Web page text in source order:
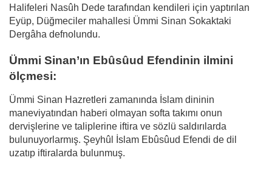
Halifeleri Nasûh Dede tarafından kendileri için yaptırılan
Eyüp, Düğmeciler mahallesi Ümmi Sinan Sokaktaki
Dergâha defnolundu.
Ümmi Sinan’ın Ebûsûud Efendinin ilmini
ölçmesi:
Ümmi Sinan Hazretleri zamanında İslam dininin
maneviyatından haberi olmayan softa takımı onun
dervişlerine ve taliplerine iftira ve sözlü saldırılarda
bulunuyorlarmış. Şeyhûl İslam Ebûsûud Efendi de dil
uzatıp iftiralarda bulunmuş.